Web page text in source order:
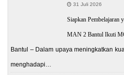
31 Juli 2026
Siapkan Pembelajaran
MAN 2 Bantul Ikuti
Bantul – Dalam upaya meningkatkan
menghadapi…